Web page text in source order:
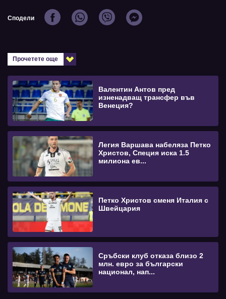
Сподели
Прочетете още
Валентин Антов пред
изненадващ трансфер във
Венеция?
Легия Варшава набеляза Петко
Христов, Специя иска 1.5
милиона ев...
Петко Христов сменя Италия с
Швейцария
Сръбски клуб отказа близо 2
млн. евро за български
национал, нап...